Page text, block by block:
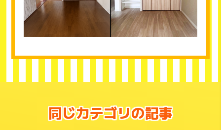
同じカテゴリの記事